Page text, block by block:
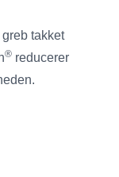
takket
® reducerer